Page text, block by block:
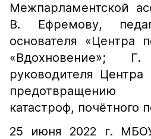
Межпарламентской
В. Ефремову,
основателя «Центра
«Вдохновение»;
руководителя
катастроф, почётного
25 июня 2022 г. МБОУ